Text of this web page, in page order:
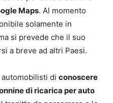
Maps. Al momento
solamente in
si prevede che il suo
a breve ad altri Paesi.
di conoscere
di ricarica per auto